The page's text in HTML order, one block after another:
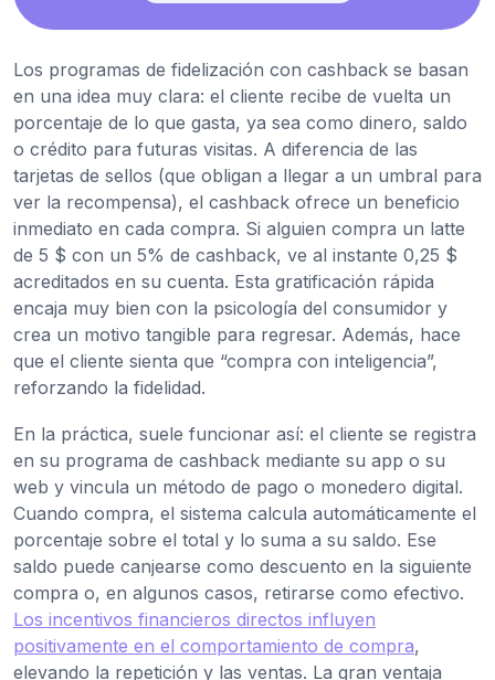
Los programas de fidelización con cashback se basan
en una idea muy clara: el cliente recibe de vuelta un
porcentaje de lo que gasta, ya sea como dinero, saldo
o crédito para futuras visitas. A diferencia de las
tarjetas de sellos (que obligan a llegar a un umbral para
ver la recompensa), el cashback ofrece un beneficio
inmediato en cada compra. Si alguien compra un latte
de 5 $ con un 5% de cashback, ve al instante 0,25 $
acreditados en su cuenta. Esta gratificación rápida
encaja muy bien con la psicología del consumidor y
crea un motivo tangible para regresar. Además, hace
que el cliente sienta que “compra con inteligencia”,
reforzando la fidelidad.
En la práctica, suele funcionar así: el cliente se registra
en su programa de cashback mediante su app o su
web y vincula un método de pago o monedero digital.
Cuando compra, el sistema calcula automáticamente el
porcentaje sobre el total y lo suma a su saldo. Ese
saldo puede canjearse como descuento en la siguiente
compra o, en algunos casos, retirarse como efectivo.
Los incentivos financieros directos influyen
positivamente en el comportamiento de compra,
elevando la repetición y las ventas. La gran ventaja